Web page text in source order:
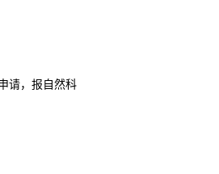
请，报自然科